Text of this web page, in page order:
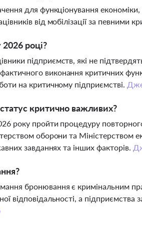
для функціонування
від мобілізації за певними
році?
підприємств, які не
виконання критичних
на критичному підприємстві.
критично важливих?
року пройти процедуру
оборони та Міністерством
завданнях та інших факторів.
бронювання є кримінальним
відповідальності, а підприємства